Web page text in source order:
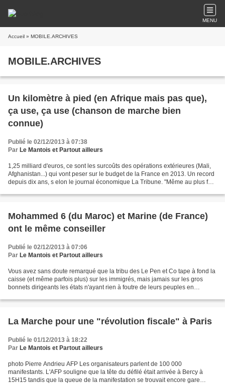
MENU
Accueil » MOBILE.ARCHIVES
MOBILE.ARCHIVES
Un kilomètre à pied (en Afrique mais pas que),
ça use, ça use (chanson de marche bien
connue)
Publié le 02/12/2013 à 07:38
Par Le Mantois et Partout ailleurs
1,25 milliard d'euros, ce sont les surcoûts des opérations extérieures (Mali,
Afghanistan...) qui vont peser sur le budget de la France en 2013. Un record
depuis dix ans, s elon le journal économique La Tribune. "Même au plus fort
Mohammed 6 (du Maroc) et Marine (de France)
ont le même conseiller
Publié le 02/12/2013 à 07:06
Par Le Mantois et Partout ailleurs
Vous avez sans doute remarqué que la tribu des Le Pen et Co tape à fond la
caisse (et même parfois plus) sur les immigrés, mais jamais sur les gros
bonnets dirigeants les états n'ayant rien à foutre de leurs peuples en
La Marche pour une "révolution fiscale" à Paris
Publié le 01/12/2013 à 18:22
Par Le Mantois et Partout ailleurs
photo Pierre Andrieu AFP Les organisateurs parlent de 100 000
manifestants. L'AFP souligne que la tête du défilé était arrivée à Bercy à
15H15 tandis que la queue de la manifestation se trouvait encore gare